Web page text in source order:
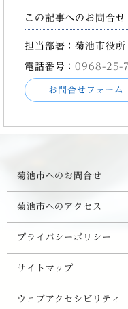
この記事へのお問合せ
担当部署：菊池市役
電話番号：0968-25-
お問合せフォーム
菊池市へのお問合せ
菊池市へのアクセス
プライバシーポリシー
サイトマップ
ウェブアクセシビリティ